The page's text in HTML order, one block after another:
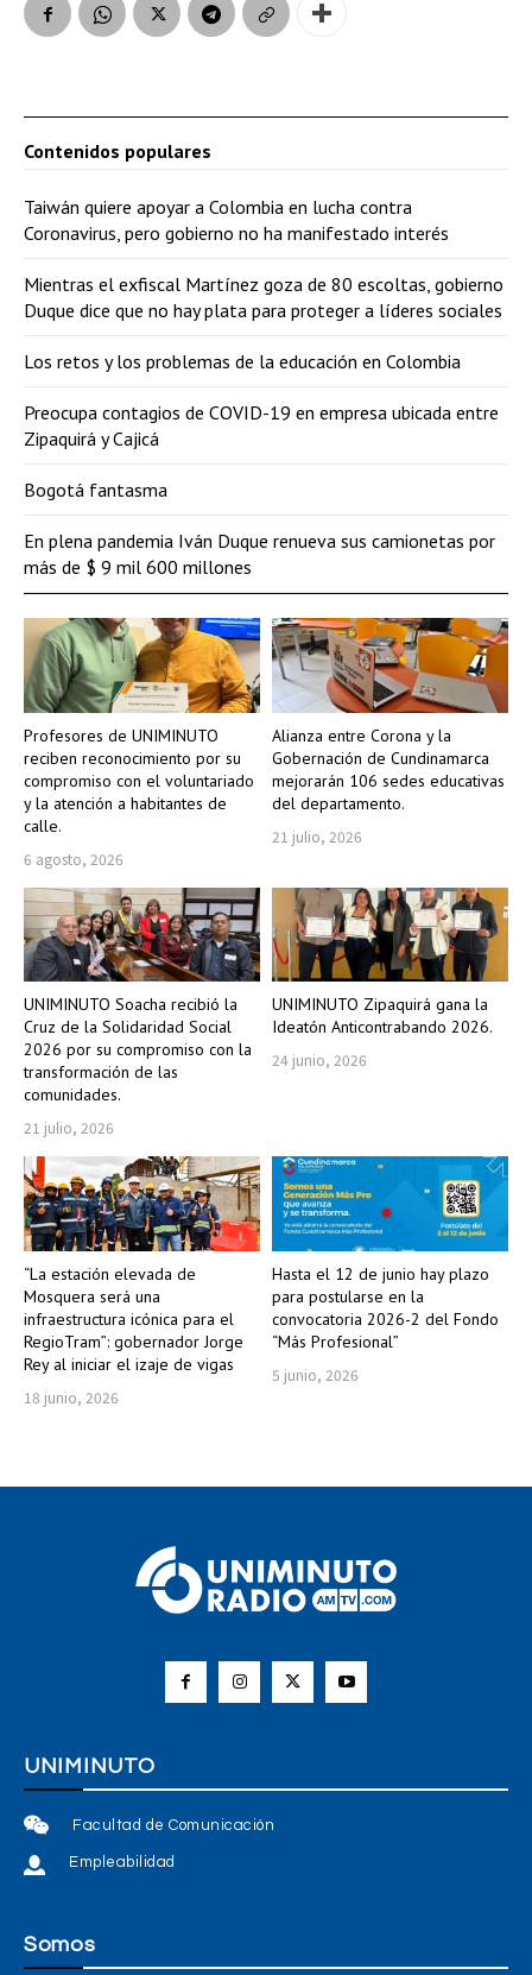
Profesores de UNIMINUTO
reciben reconocimiento por su
compromiso con el voluntariado
y la atención a habitantes de
calle.
6 agosto, 2026
Alianza entre Corona y la
Gobernación de Cundinamarca
mejorarán 106 sedes educativas
del departamento.
21 julio, 2026
UNIMINUTO Soacha recibió la
Cruz de la Solidaridad Social
2026 por su compromiso con la
transformación de las
comunidades.
21 julio, 2026
UNIMINUTO Zipaquirá gana la
Ideatón Anticontrabando 2026.
24 junio, 2026
“La estación elevada de
Mosquera será una
infraestructura icónica para el
RegioTram”: gobernador Jorge
Rey al iniciar el izaje de vigas
18 junio, 2026
Hasta el 12 de junio hay plazo
para postularse en la
convocatoria 2026-2 del Fondo
“Más Profesional”
5 junio, 2026
Contenidos populares
Taiwán quiere apoyar a Colombia en lucha contra
Coronavirus, pero gobierno no ha manifestado interés
Mientras el exfiscal Martínez goza de 80 escoltas, gobierno
Duque dice que no hay plata para proteger a líderes sociales
Los retos y los problemas de la educación en Colombia
Preocupa contagios de COVID-19 en empresa ubicada entre
Zipaquirá y Cajicá
Bogotá fantasma
En plena pandemia Iván Duque renueva sus camionetas por
más de $ 9 mil 600 millones
UNIMINUTO
Facultad de Comunicación
Empleabilidad
Somos